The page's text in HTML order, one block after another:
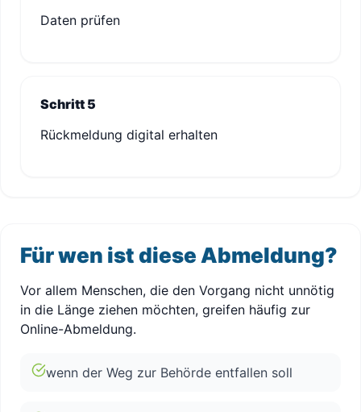
Daten prüfen
Schritt 5
Rückmeldung digital erhalten
Für wen ist diese Abmeldung?
Vor allem Menschen, die den Vorgang nicht unnötig
in die Länge ziehen möchten, greifen häufig zur
Online-Abmeldung.
wenn der Weg zur Behörde entfallen soll